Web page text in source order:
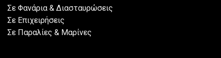
Σε Φανάρια & Διασταυρώσεις
Σε Επιχειρήσεις
Σε Παραλίες & Μαρίνες